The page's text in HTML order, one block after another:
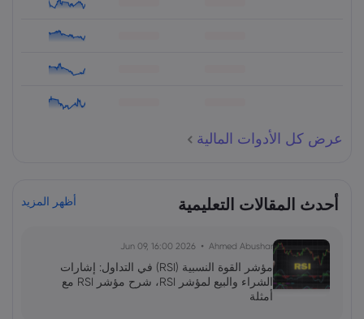
عرض كل الأدوات المالية
أحدث المقالات التعليمية أظهر المزيد
Ahmed Abushar
2026 Jun 09, 16:00
مؤشر القوة النسبية (RSI) في التداول: إشارات
الشراء والبيع لمؤشر RSI، شرح مؤشر RSI مع
أمثلة